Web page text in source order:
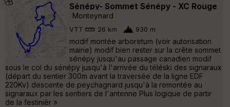
Sénépy- Sommet Sénépy - XC Rouge
Monteynard
VTT 26 km 930 m
modif montée arboretum (voir autorisation
mairie) modif bien rester sur la crête sommet
sénépy jusqu'au passage canadien modif
sous le col du sénépy jusqu'à l'arrivée du téléski des signaraux
(départ du sentier 300m avant la traversée de la ligne EDF
220Kv) descente de peychagnard jusqu'à la remontée au
signaraux par les sentiers de l'antenne Plus logique de partir
de la festinièr »